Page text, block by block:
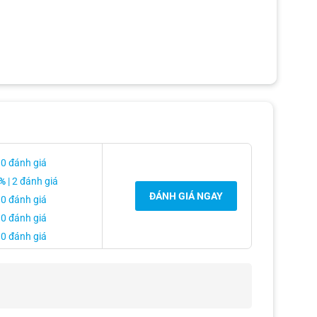
xe nên nghĩ đến việc độ màn hình ô tô cho chiếc Toyota
toàn khi lái xe.
0 đánh giá
| 2 đánh giá
0 đánh giá
0 đánh giá
0 đánh giá
ĐÁNH GIÁ NGAY